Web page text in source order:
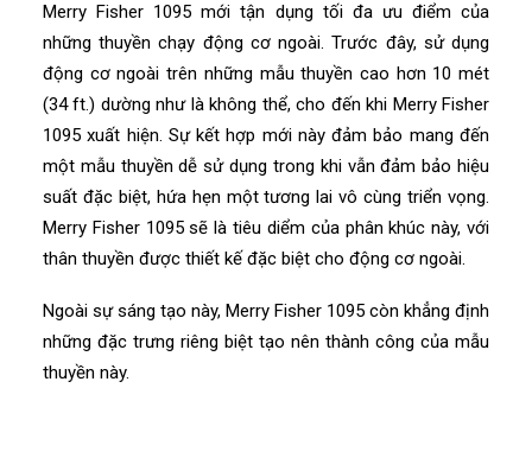
Merry Fisher 1095 mới tận dụng tối đa ưu điểm của
những thuyền chạy động cơ ngoài. Trước đây, sử dụng
động cơ ngoài trên những mẫu thuyền cao hơn 10 mét
(34 ft.) dường như là không thể, cho đến khi Merry Fisher
1095 xuất hiện. Sự kết hợp mới này đảm bảo mang đến
một mẫu thuyền dễ sử dụng trong khi vẫn đảm bảo hiệu
suất đặc biệt, hứa hẹn một tương lai vô cùng triển vọng.
Merry Fisher 1095 sẽ là tiêu diểm của phân khúc này, với
thân thuyền được thiết kế đặc biệt cho động cơ ngoài.
Ngoài sự sáng tạo này, Merry Fisher 1095 còn khẳng định
những đặc trưng riêng biệt tạo nên thành công của mẫu
thuyền này.